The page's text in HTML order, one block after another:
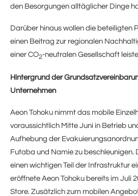
den Besorgungen alltäglicher Dinge
Darüber hinaus wollen die beteiligten
einen Beitrag zur regionalen
einer CO2-neutralen Gesellschaft
Hintergrund der
Unternehmen
Aeon Tohoku nimmt das mobile
voraussichtlich Mitte Juni in Betrieb
Aufhebung der
Futaba und Namie zu beschleunigen.
einen wichtigen Teil der Infrastruktur
eröffnete Aeon Tohoku bereits im Juli
Store. Zusätzlich zum mobilen